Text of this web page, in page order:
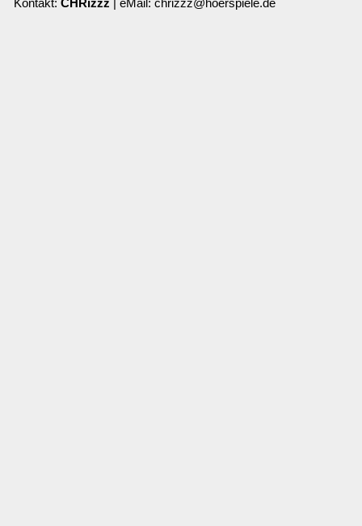
Kontakt: CHRizzz | eMail: chrizzz@hoerspiele.de